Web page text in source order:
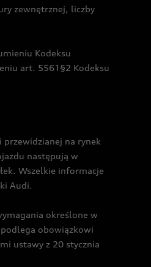
zewnętrznej, liczby
Kodeksu
art. 5561§2 Kodeksu
na rynek
następują w
Wszelkie informacje
Audi.
określone w
obowiązkowi
ustawy z 20 stycznia